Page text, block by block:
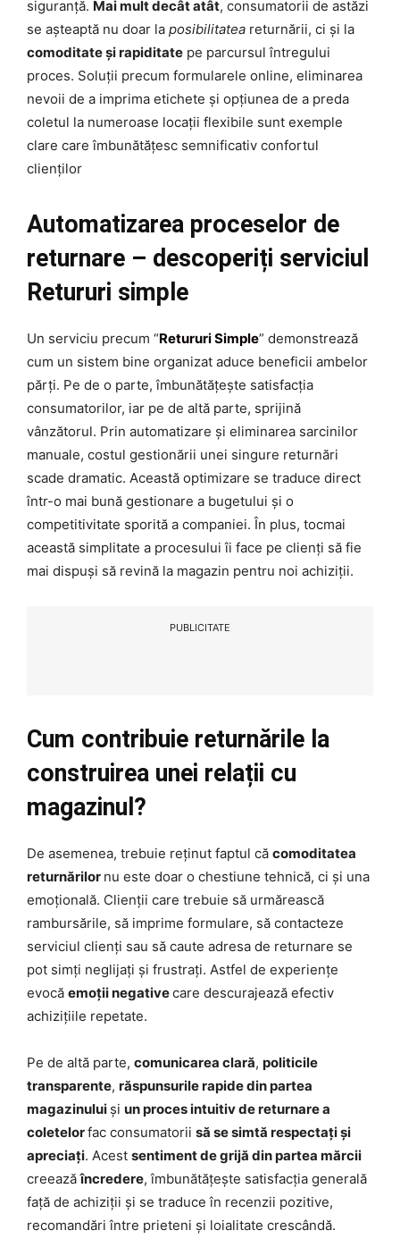
siguranță. Mai mult decât atât, consumatorii de astăzi
se așteaptă nu doar la posibilitatea returnării, ci și la
comoditate și rapiditate pe parcursul întregului
proces. Soluții precum formularele online, eliminarea
nevoii de a imprima etichete și opțiunea de a preda
coletul la numeroase locații flexibile sunt exemple
clare care îmbunătățesc semnificativ confortul
clienților
Automatizarea proceselor de
returnare – descoperiți serviciul
Retururi simple
Un serviciu precum “Retururi Simple” demonstrează
cum un sistem bine organizat aduce beneficii ambelor
părți. Pe de o parte, îmbunătățește satisfacția
consumatorilor, iar pe de altă parte, sprijină
vânzătorul. Prin automatizare și eliminarea sarcinilor
manuale, costul gestionării unei singure returnări
scade dramatic. Această optimizare se traduce direct
într-o mai bună gestionare a bugetului și o
competitivitate sporită a companiei. În plus, tocmai
această simplitate a procesului îi face pe clienți să fie
mai dispuși să revină la magazin pentru noi achiziții.
PUBLICITATE
Cum contribuie returnările la
construirea unei relații cu
magazinul?
De asemenea, trebuie reținut faptul că comoditatea
returnărilor nu este doar o chestiune tehnică, ci și una
emoțională. Clienții care trebuie să urmărească
rambursările, să imprime formulare, să contacteze
serviciul clienți sau să caute adresa de returnare se
pot simți neglijați și frustrați. Astfel de experiențe
evocă emoții negativecare descurajează efectiv
achizițiile repetate.
Pe de altă parte, comunicarea clară, politicile
transparente, răspunsurile rapide din partea
magazinului și un proces intuitiv de returnare a
coletelorfac consumatorii să se simtă respectați și
apreciați. Acest sentiment de grijă din partea mărcii
creeazăîncredere, îmbunătățește satisfacția generală
față de achiziții și se traduce în recenzii pozitive,
recomandări între prieteni și loialitate crescândă.